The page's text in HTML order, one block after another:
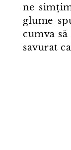
ne
glume
cumva
savurat